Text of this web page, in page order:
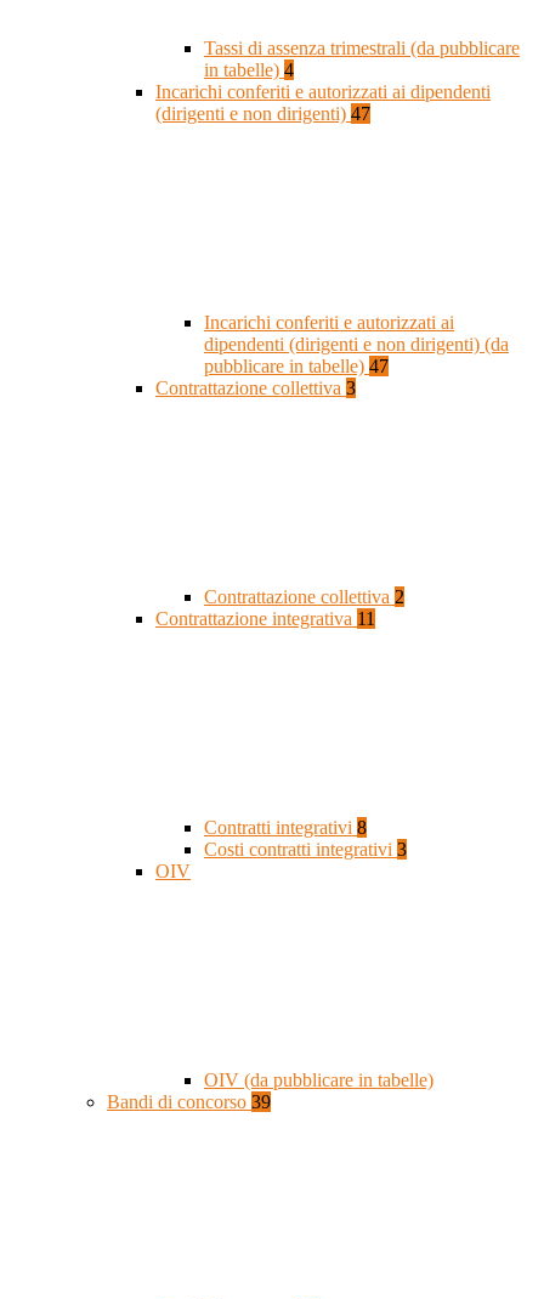
Tassi di assenza trimestrali (da pubblicare
in tabelle) 4
Incarichi conferiti e autorizzati ai dipendenti
(dirigenti e non dirigenti) 47
Incarichi conferiti e autorizzati ai
dipendenti (dirigenti e non dirigenti) (da
pubblicare in tabelle) 47
Contrattazione collettiva 3
Contrattazione collettiva 2
Contrattazione integrativa 11
Contratti integrativi 8
Costi contratti integrativi 3
OIV
OIV (da pubblicare in tabelle)
Bandi di concorso 39